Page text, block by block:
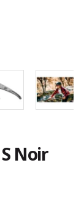
Noir